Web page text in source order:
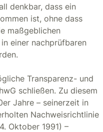
denkbar, dass ein
ist, ohne dass
maßgeblichen
einer nachprüfbaren
Transparenz- und
schließen. Zu diesem
Jahre – seinerzeit in
Nachweisrichtlinie
Oktober 1991) –